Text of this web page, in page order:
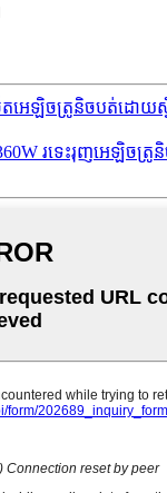
អេឡិចត្រូនិចបត់ដោយស្វ័
រទេះរុញអេឡិចត្រូ